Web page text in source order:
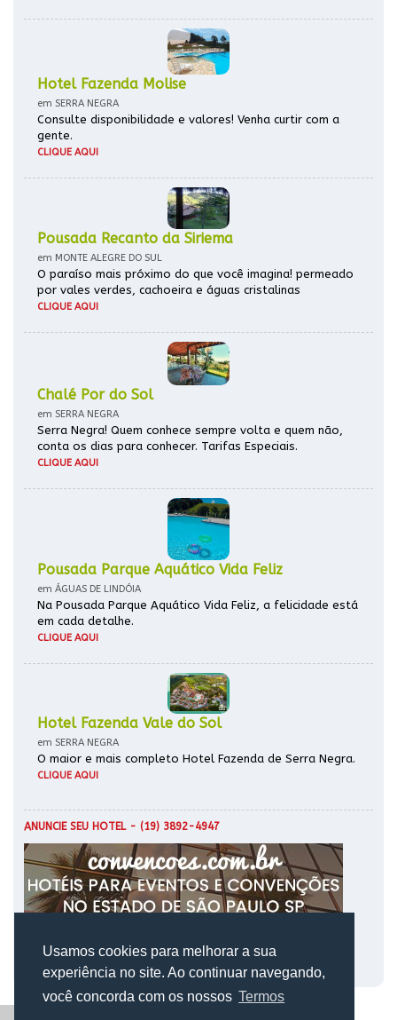
Usamos cookies para melhorar a sua
experiência no site. Ao continuar navegando,
você concorda com os nossos Termos
Hotel Fazenda Molise
em SERRA NEGRA
Consulte disponibilidade e valores! Venha curtir com a
gente.
CLIQUE AQUI
Pousada Recanto da Siriema
em MONTE ALEGRE DO SUL
O paraíso mais próximo do que você imagina! permeado
por vales verdes, cachoeira e águas cristalinas
CLIQUE AQUI
Chalé Por do Sol
em SERRA NEGRA
Serra Negra! Quem conhece sempre volta e quem não,
conta os dias para conhecer. Tarifas Especiais.
CLIQUE AQUI
Pousada Parque Aquático Vida Feliz
em ÁGUAS DE LINDÓIA
Na Pousada Parque Aquático Vida Feliz, a felicidade está
em cada detalhe.
CLIQUE AQUI
Hotel Fazenda Vale do Sol
em SERRA NEGRA
O maior e mais completo Hotel Fazenda de Serra Negra.
CLIQUE AQUI
ANUNCIE SEU HOTEL- (19) 3892-4947